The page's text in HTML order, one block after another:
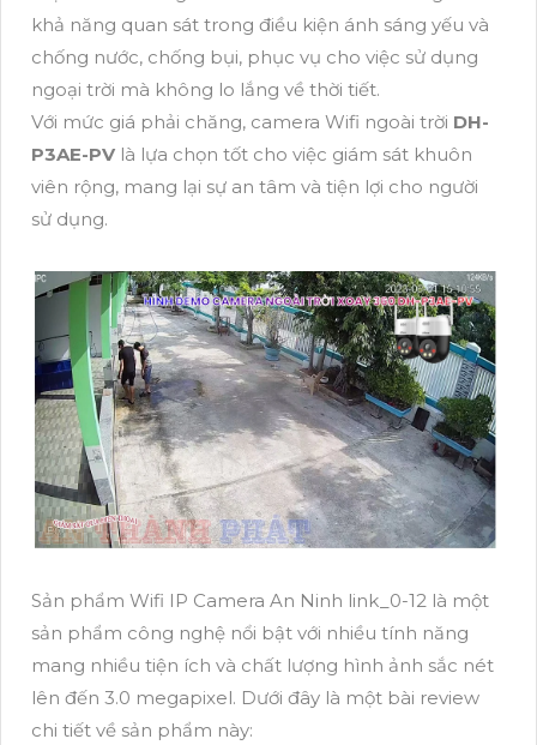
khả năng quan sát trong điều kiện ánh sáng yếu và
chống nước, chống bụi, phục vụ cho việc sử dụng
ngoại trời mà không lo lắng về thời tiết.
Với mức giá phải chăng, camera Wifi ngoài trời DH-
P3AE-PV là lựa chọn tốt cho việc giám sát khuôn
viên rộng, mang lại sự an tâm và tiện lợi cho người
sử dụng.
Sản phẩm Wifi IP Camera An Ninh link_0-12 là một
sản phẩm công nghệ nổi bật với nhiều tính năng
mang nhiều tiện ích và chất lượng hình ảnh sắc nét
lên đến 3.0 megapixel. Dưới đây là một bài review
chi tiết về sản phẩm này: